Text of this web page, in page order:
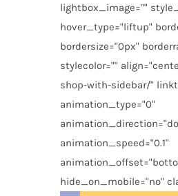
lightbox_image=""
hover_type="liftup"
bordersize="0px"
stylecolor=""
shop-with-sidebar/"
animation_type="0"
animation_speed="0.1"
hide_on_mobile="no"